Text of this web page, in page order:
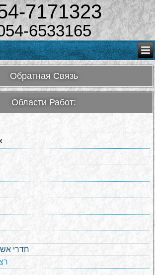
7171323
6533165
Обратная Связь
Области Работ:
חדרי